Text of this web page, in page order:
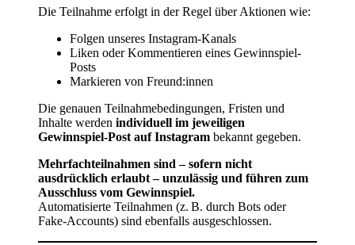
Die Teilnahme erfolgt in der Regel über Aktionen wie:
Folgen unseres Instagram-Kanals
Liken oder Kommentieren eines Gewinnspiel-
Posts
Markieren von Freund:innen
Die genauen Teilnahmebedingungen, Fristen und
Inhalte werden individuell im jeweiligen
Gewinnspiel-Post auf Instagram bekannt gegeben.
Mehrfachteilnahmen sind – sofern nicht
ausdrücklich erlaubt – unzulässig und führen zum
Ausschluss vom Gewinnspiel.
Automatisierte Teilnahmen (z. B. durch Bots oder
Fake-Accounts) sind ebenfalls ausgeschlossen.